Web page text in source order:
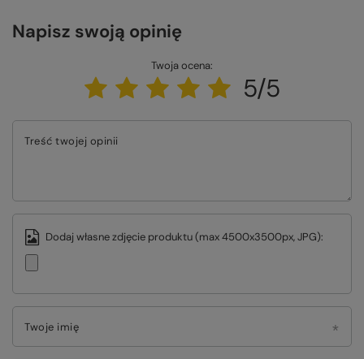
Napisz swoją opinię
Twoja ocena:
5/5
Treść twojej opinii
Dodaj własne zdjęcie produktu (max 4500x3500px, JPG):
Twoje imię